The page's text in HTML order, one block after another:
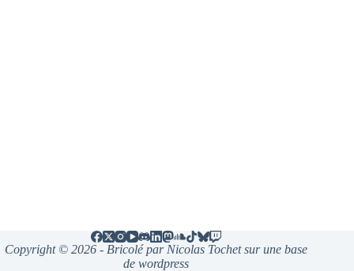
Copyright © 2026 - Bricolé par Nicolas Tochet sur une base
de wordpress